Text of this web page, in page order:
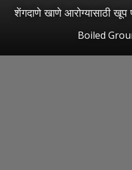
शेंगदाणे खाणे आरोग्यासाठी खूप
Boiled